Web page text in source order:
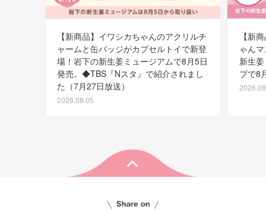
【新商品】イワシカちゃんのアクリルチ
ャームと缶バッジがカプセルトイで新登
場！岩下の新生姜ミュージアムで8月5日
発売。◆TBS『Nスタ』で紹介されまし
た（7月27日放送）
2026.08.05
【新
ゃん
新生
プで8